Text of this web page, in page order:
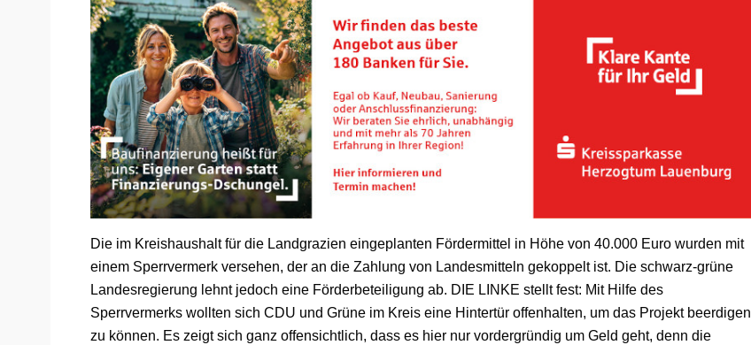
Die im Kreishaushalt für die Landgrazien eingeplanten Fördermittel in Höhe von 40.000 Euro wurden mit
einem Sperrvermerk versehen, der an die Zahlung von Landesmitteln gekoppelt ist. Die schwarz-grüne
Landesregierung lehnt jedoch eine Förderbeteiligung ab. DIE LINKE stellt fest: Mit Hilfe des
Sperrvermerks wollten sich CDU und Grüne im Kreis eine Hintertür offenhalten, um das Projekt beerdigen
zu können. Es zeigt sich ganz offensichtlich, dass es hier nur vordergründig um Geld geht, denn die